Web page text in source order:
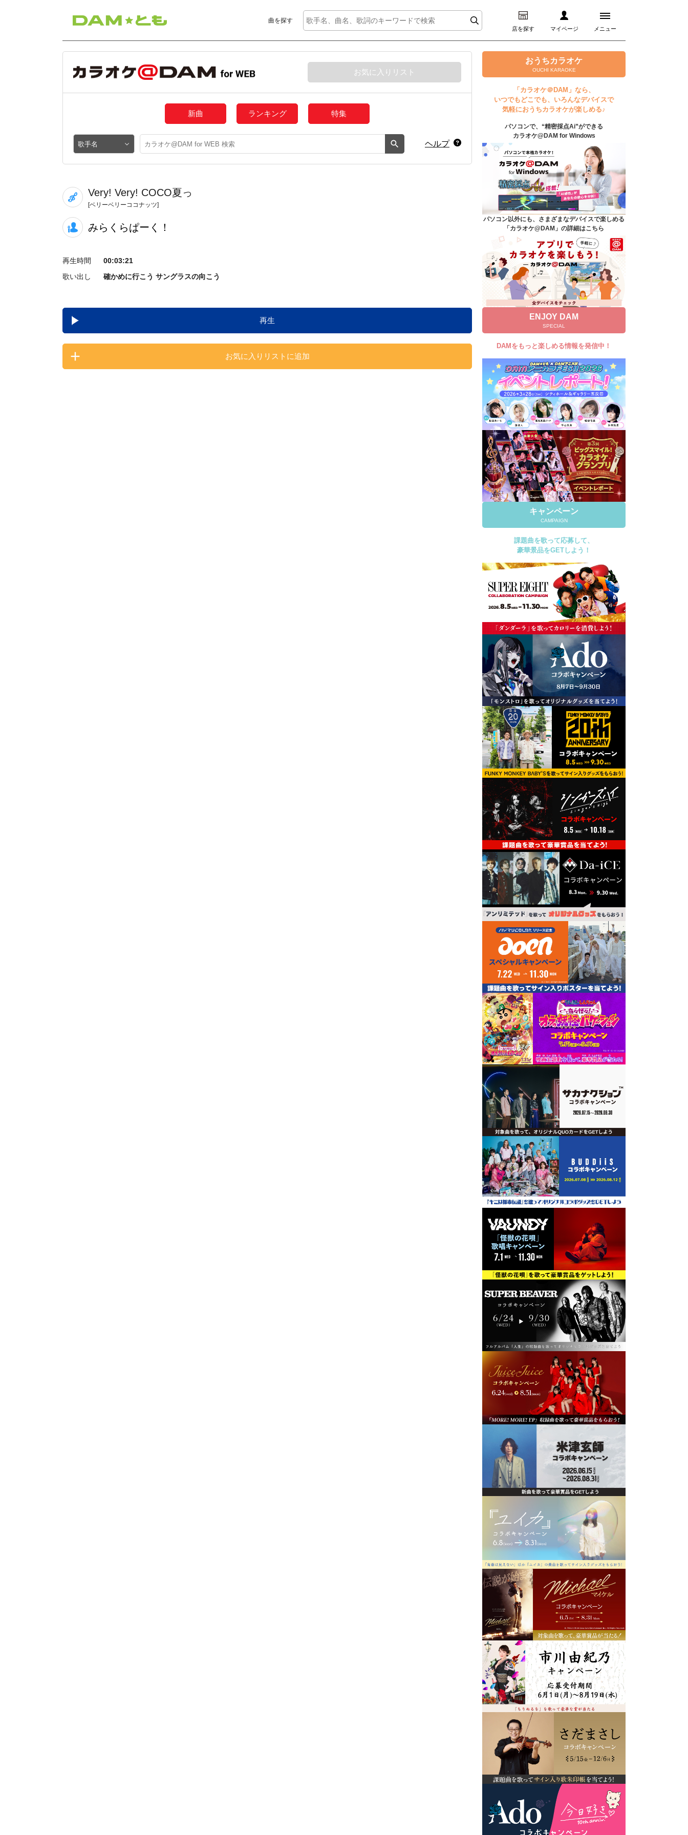
曲を探す
店を探す マイページ メニュー
ログイン
マイページ
プレミアムサービス
DAM★とも動画
DAM★とも録音
カラオケ＠DAM
ユーザー検索
キャンペーン
よくあるご質問
DAMの新曲・ランキングなど
カラオケ最新情報をチェック！
自宅でカラオケ歌い放題！
家族や友達と一緒に！練習にも！
お気に入りリスト
新曲 ランキング 特集
ヘルプ
Very! Very! COCO夏っ
[ベリーベリーココナッツ]
みらくらぱーく！
再生時間
00:03:21
歌い出し
確かめに行こう サングラスの向こう
再生
お気に入りリストに追加
おうちカラオケ
OUCHI KARAOKE
「カラオケ＠DAM」なら、
いつでもどこでも、いろんなデバイスで
気軽におうちカラオケが楽しめる♪
パソコンで、“精密採点Ai”ができる
カラオケ@DAM for Windows
パソコン以外にも、さまざまなデバイスで楽しめる
「カラオケ@DAM」の詳細はこちら
ENJOY DAM
SPECIAL
DAMをもっと楽しめる情報を発信中！
キャンペーン
CAMPAIGN
課題曲を歌って応募して、
豪華景品をGETしよう！